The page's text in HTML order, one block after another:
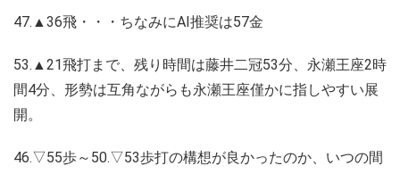
47.▲36飛・・・ちなみにAI推奨は57金
53.▲21飛打まで、残り時間は藤井二冠53分、永瀬王座2時
間4分、形勢は互角ながらも永瀬王座僅かに指しやすい展
開。
46.▽55歩～50.▽53歩打の構想が良かったのか、いつの間